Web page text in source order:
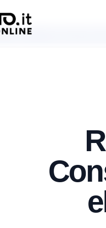
41 bis per Salvatore Verga: